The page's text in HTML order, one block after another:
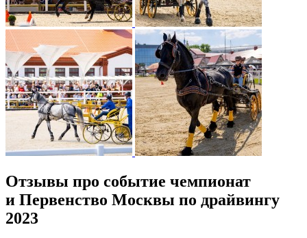
Отзывы про событие чемпионат
и Первенство Москвы по драйвингу
2023